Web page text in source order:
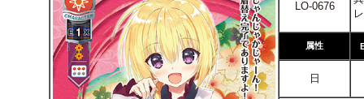
LO-0676
属性
日